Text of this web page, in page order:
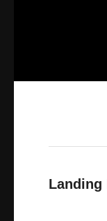
Landing